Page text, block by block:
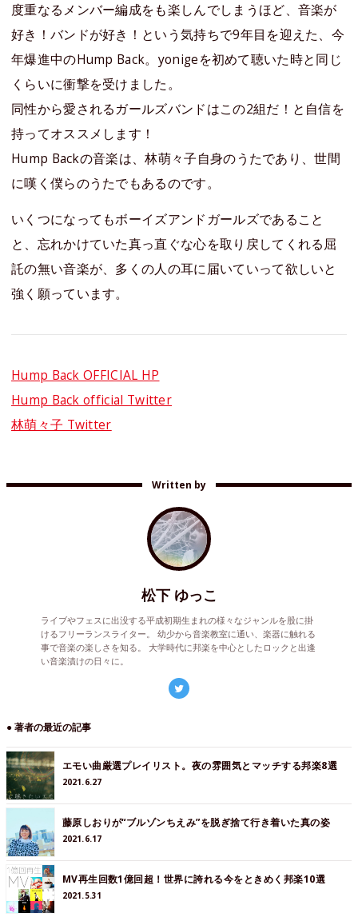
度重なるメンバー編成をも楽しんでしまうほど、音楽が
好き！バンドが好き！という気持ちで9年目を迎えた、今
年爆進中のHump Back。yonigeを初めて聴いた時と同じ
くらいに衝撃を受けました。
同性から愛されるガールズバンドはこの2組だ！と自信を
持ってオススメします！
Hump Backの音楽は、林萌々子自身のうたであり、世間
に嘆く僕らのうたでもあるのです。
いくつになってもボーイズアンドガールズであること
と、忘れかけていた真っ直ぐな心を取り戻してくれる屈
託の無い音楽が、多くの人の耳に届いていって欲しいと
強く願っています。
Hump Back OFFICIAL HP
Hump Back official Twitter
林萌々子 Twitter
Written by
松下 ゆっこ
ライブやフェスに出没する平成初期生まれの様々なジャンルを股に掛
けるフリーランスライター。 幼少から音楽教室に通い、楽器に触れる
事で音楽の楽しさを知る。 大学時代に邦楽を中心としたロックと出逢
い音楽漬けの日々に。
● 著者の最近の記事
エモい曲厳選プレイリスト。夜の雰囲気とマッチする邦楽8選
2021.6.27
藤原しおりが“ブルゾンちえみ”を脱ぎ捨て行き着いた真の姿
2021.6.17
MV再生回数1億回超！世界に誇れる今をときめく邦楽10選
2021.5.31